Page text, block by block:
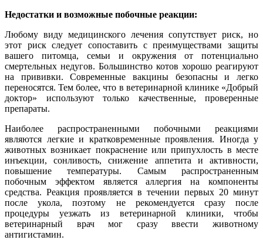
Недостатки и возможные побочные реакции:
Любому виду медицинского лечения сопутствует риск, но
этот риск следует сопоставить с преимуществами защиты
вашего питомца, семьи и окружения от потенциально
смертельных недугов. Большинство котов хорошо реагируют
на прививки. Современные вакцины безопасны и легко
переносятся. Тем более, что в ветеринарной клинике «Добрый
доктор» используют только качественные, проверенные
препараты.
Наиболее распространенными побочными реакциями
являются легкие и кратковременные проявления. Иногда у
животных возникает покраснение или припухлость в месте
инъекции, сонливость, снижение аппетита и активности,
повышение температуры. Самым распространенным
побочным эффектом является аллергия на компоненты
средства. Реакция проявляется в течении первых 20 минут
после укола, поэтому не рекомендуется сразу после
процедуры уезжать из ветеринарной клиники, чтобы
ветеринарный врач мог сразу ввести животному
антигистамин.